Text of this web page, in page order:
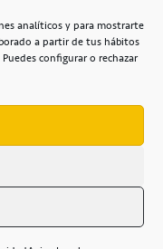
analíticos y para mostrarte
a partir de tus hábitos
configurar o rechazar
Laguna
DE COOKIES /